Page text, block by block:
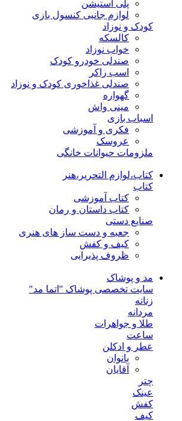
پلی استیشن
لوازم جانبی کنسول بازی
کودک و نوزاد
کالسکه
خواب نوزاد
صندلی خودرو کودک
اسب راکر
صندلی غذاخوری کودک و نوزاد
گهواره
مینی واش
اسباب بازی
فکری و آموزشی
عروسک
ملزومات حیوانات خانگی
کتاب،لوازم التحریر،هنر
کتاب
کتاب آموزشی
کتاب داستان و رمان
صنایع دستی
جعبه و دست ساز های هنری
کیف و کفش
ظروف پذیرایی
مد و پوشاک
سایت تخصصی پوشاک "اتما مد"
زنانه
مردانه
طلا و جواهرات
ساعت
عطر و ادکلن
بانوان
آقایان
چتر
عینک
کفش
کیف